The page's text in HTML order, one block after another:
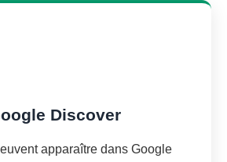
Discover
apparaître dans Google